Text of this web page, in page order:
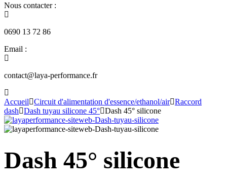
Nous contacter :
0690 13 72 86
Email :
contact@laya-performance.fr
Accueil Circuit d'alimentation d'essence/ethanol/air Raccord
dash
Dash tuyau silicone 45° Dash 45° silicone
Dash 45° silicone